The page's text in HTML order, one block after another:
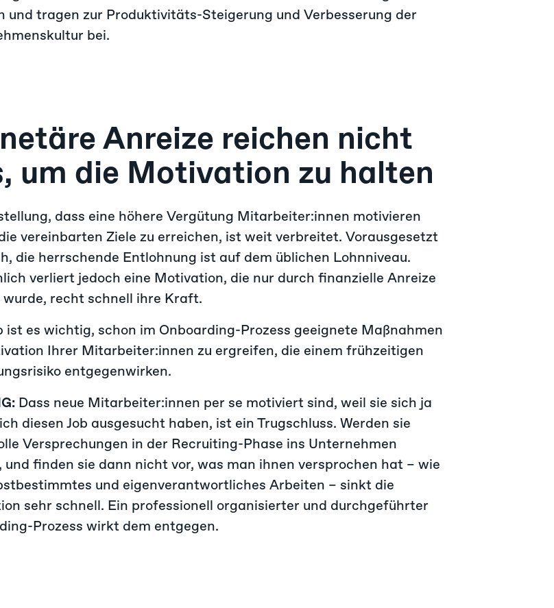
und tragen zur Produktivitäts-Steigerung und Verbesserung der
bei.
Anreize reichen nicht
um die Motivation zu halten
dass eine höhere Vergütung Mitarbeiter:innen motivieren
vereinbarten Ziele zu erreichen, ist weit verbreitet. Vorausgesetzt
die herrschende Entlohnung ist auf dem üblichen Lohnniveau.
verliert jedoch eine Motivation, die nur durch finanzielle Anreize
wurde, recht schnell ihre Kraft.
ist es wichtig, schon im Onboarding-Prozess geeignete Maßnahmen
Ihrer Mitarbeiter:innen zu ergreifen, die einem frühzeitigen
entgegenwirken.
Dass neue Mitarbeiter:innen per se motiviert sind, weil sie sich ja
diesen Job ausgesucht haben, ist ein Trugschluss. Werden sie
Versprechungen in der Recruiting-Phase ins Unternehmen
und finden sie dann nicht vor, was man ihnen versprochen hat – wie
und eigenverantwortliches Arbeiten – sinkt die
sehr schnell. Ein professionell organisierter und durchgeführter
Prozess wirkt dem entgegen.